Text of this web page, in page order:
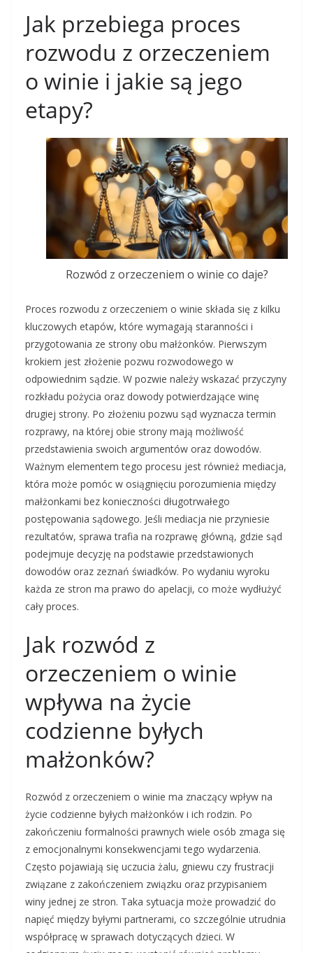
Jak przebiega proces
rozwodu z orzeczeniem
o winie i jakie są jego
etapy?
Rozwód z orzeczeniem o winie co daje?
Proces rozwodu z orzeczeniem o winie składa się z kilku
kluczowych etapów, które wymagają staranności i
przygotowania ze strony obu małżonków. Pierwszym
krokiem jest złożenie pozwu rozwodowego w
odpowiednim sądzie. W pozwie należy wskazać przyczyny
rozkładu pożycia oraz dowody potwierdzające winę
drugiej strony. Po złożeniu pozwu sąd wyznacza termin
rozprawy, na której obie strony mają możliwość
przedstawienia swoich argumentów oraz dowodów.
Ważnym elementem tego procesu jest również mediacja,
która może pomóc w osiągnięciu porozumienia między
małżonkami bez konieczności długotrwałego
postępowania sądowego. Jeśli mediacja nie przyniesie
rezultatów, sprawa trafia na rozprawę główną, gdzie sąd
podejmuje decyzję na podstawie przedstawionych
dowodów oraz zeznań świadków. Po wydaniu wyroku
każda ze stron ma prawo do apelacji, co może wydłużyć
cały proces.
Jak rozwód z
orzeczeniem o winie
wpływa na życie
codzienne byłych
małżonków?
Rozwód z orzeczeniem o winie ma znaczący wpływ na
życie codzienne byłych małżonków i ich rodzin. Po
zakończeniu formalności prawnych wiele osób zmaga się
z emocjonalnymi konsekwencjami tego wydarzenia.
Często pojawiają się uczucia żalu, gniewu czy frustracji
związane z zakończeniem związku oraz przypisaniem
winy jednej ze stron. Taka sytuacja może prowadzić do
napięć między byłymi partnerami, co szczególnie utrudnia
współpracę w sprawach dotyczących dzieci. W